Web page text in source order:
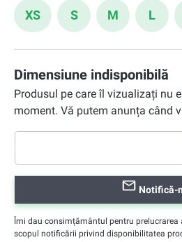
XS S M L
Dimensiune indisponibilă
Produsul pe care îl vizualizați nu
moment. Vă putem anunța când
Notifică-
Îmi dau consimțământul pentru prelucrarea
scopul notificării privind disponibilitatea